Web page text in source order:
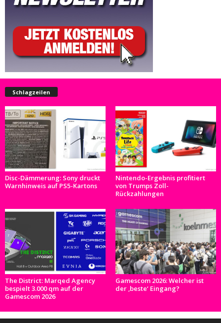
Schlagzeilen
Disc-Dämmerung: Sony druckt
Warnhinweis auf PS5-Kartons
Nintendo-Ergebnis profitiert
von Trumps Zoll-
Rückzahlungen
The District: Marqed Agency
bespielt 3.000 qm auf der
Gamescom 2026
Gamescom 2026: Welcher ist
der ‚beste‘ Eingang?